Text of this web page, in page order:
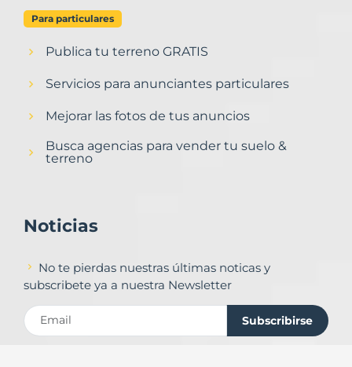
Para particulares
Publica tu terreno GRATIS
Servicios para anunciantes particulares
Mejorar las fotos de tus anuncios
Busca agencias para vender tu suelo &
terreno
Noticias
No te pierdas nuestras últimas noticas y
subscribete ya a nuestra Newsletter
Subscribirse